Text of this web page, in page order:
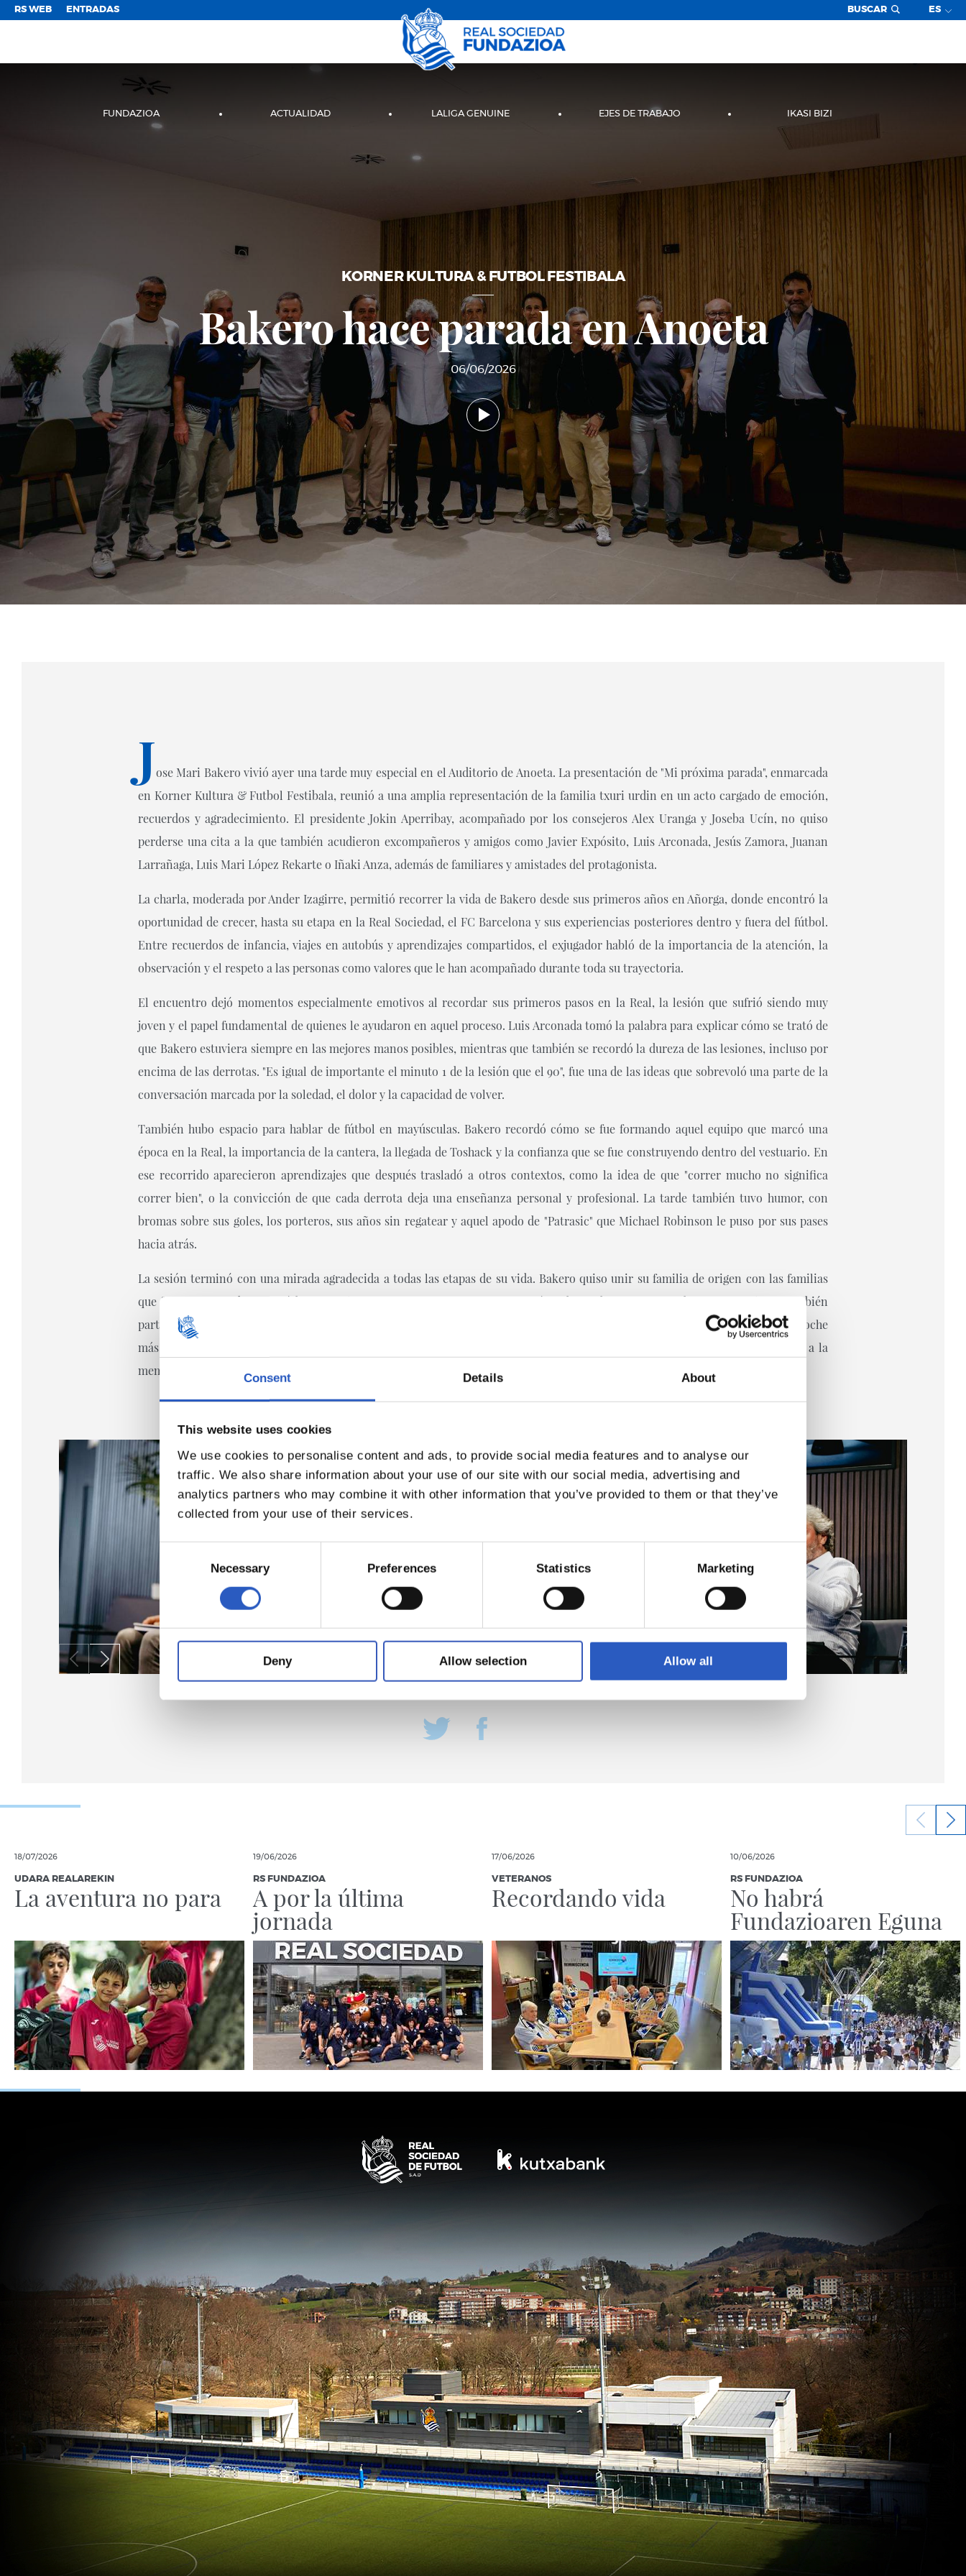
Consent Details About
This website uses cookies
We use cookies to personalise content and ads, to provide social media features and to analyse our
traffic. We also share information about your use of our site with our social media, advertising and
analytics partners who may combine it with other information that you’ve provided to them or that they’ve
collected from your use of their services.
Necessary Preferences Statistics Marketing
Deny Allow selection Allow all
RS WEB ENTRADAS BUSCAR ES
FUNDAZIOA ACTUALIDAD LALIGA GENUINE EJES DE TRABAJO IKASI BIZI
KORNER KULTURA & FUTBOL FESTIBALA
Bakero hace parada en Anoeta
06/06/2026
Jose Mari Bakero vivió ayer una tarde muy especial en el Auditorio de Anoeta. La presentación de "Mi próxima parada", enmarcada
en Korner Kultura & Futbol Festibala, reunió a una amplia representación de la familia txuri urdin en un acto cargado de emoción,
recuerdos y agradecimiento. El presidente Jokin Aperribay, acompañado por los consejeros Alex Uranga y Joseba Ucín, no quiso
perderse una cita a la que también acudieron excompañeros y amigos como Javier Expósito, Luis Arconada, Jesús Zamora, Juanan
Larrañaga, Luis Mari López Rekarte o Iñaki Anza, además de familiares y amistades del protagonista.
La charla, moderada por Ander Izagirre, permitió recorrer la vida de Bakero desde sus primeros años en Añorga, donde encontró la
oportunidad de crecer, hasta su etapa en la Real Sociedad, el FC Barcelona y sus experiencias posteriores dentro y fuera del fútbol.
Entre recuerdos de infancia, viajes en autobús y aprendizajes compartidos, el exjugador habló de la importancia de la atención, la
observación y el respeto a las personas como valores que le han acompañado durante toda su trayectoria.
El encuentro dejó momentos especialmente emotivos al recordar sus primeros pasos en la Real, la lesión que sufrió siendo muy
joven y el papel fundamental de quienes le ayudaron en aquel proceso. Luis Arconada tomó la palabra para explicar cómo se trató de
que Bakero estuviera siempre en las mejores manos posibles, mientras que también se recordó la dureza de las lesiones, incluso por
encima de las derrotas. "Es igual de importante el minuto 1 de la lesión que el 90", fue una de las ideas que sobrevoló una parte de la
conversación marcada por la soledad, el dolor y la capacidad de volver.
También hubo espacio para hablar de fútbol en mayúsculas. Bakero recordó cómo se fue formando aquel equipo que marcó una
época en la Real, la importancia de la cantera, la llegada de Toshack y la confianza que se fue construyendo dentro del vestuario. En
ese recorrido aparecieron aprendizajes que después trasladó a otros contextos, como la idea de que "correr mucho no significa
correr bien", o la convicción de que cada derrota deja una enseñanza personal y profesional. La tarde también tuvo humor, con
bromas sobre sus goles, los porteros, sus años sin regatear y aquel apodo de "Patrasic" que Michael Robinson le puso por sus pases
hacia atrás.
La sesión terminó con una mirada agradecida a todas las etapas de su vida. Bakero quiso unir su familia de origen con las familias
que fue encontrando en el fútbol, especialmente la Real y el Barça, y expresó su deseo de que la gente de la Real se sienta también
parte de todo lo que ha conseguido después. El cierre, con palabras de agradecimiento eterno hacia Javier Expósito, puso el broche
más emotivo a una tarde que volvió a demostrar que algunas historias no pertenecen solo al terreno de juego, sino también a la
memoria compartida de una afición.
18/07/2026
UDARA REALAREKIN
La aventura no para
19/06/2026
RS FUNDAZIOA
A por la última
jornada
17/06/2026
VETERANOS
Recordando vida
10/06/2026
RS FUNDAZIOA
No habrá
Fundazioaren Eguna